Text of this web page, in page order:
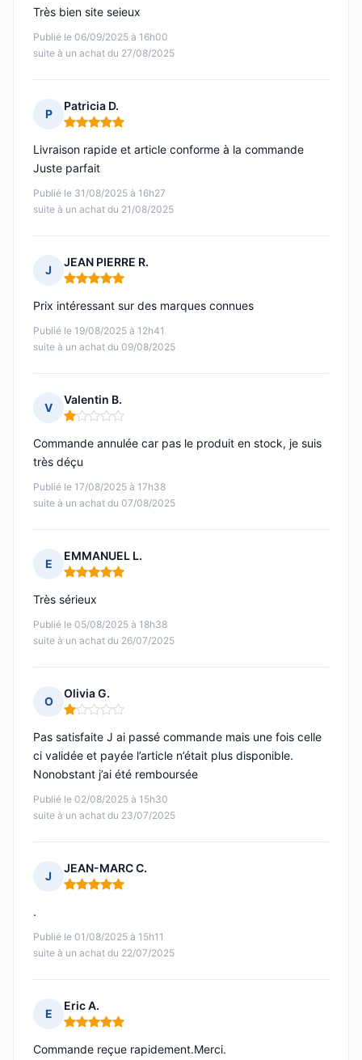
Publié le 06/09/2025 à 16h00
suite à un achat du 27/08/2025
Très bien site seieux
P
Patricia D.
Note : 5 sur 5
Publié le 31/08/2025 à 16h27
suite à un achat du 21/08/2025
Livraison rapide et article conforme à la commande
Juste parfait
J
JEAN PIERRE R.
Note : 5 sur 5
Publié le 19/08/2025 à 12h41
suite à un achat du 09/08/2025
Prix intéressant sur des marques connues
V
Valentin B.
Note : 1 sur 5
Publié le 17/08/2025 à 17h38
suite à un achat du 07/08/2025
Commande annulée car pas le produit en stock, je suis
très déçu
E
EMMANUEL L.
Note : 5 sur 5
Publié le 05/08/2025 à 18h38
suite à un achat du 26/07/2025
Très sérieux
O
Olivia G.
Note : 1 sur 5
Publié le 02/08/2025 à 15h30
suite à un achat du 23/07/2025
Pas satisfaite J ai passé commande mais une fois celle
ci validée et payée l’article n’était plus disponible.
Nonobstant j’ai été remboursée
J
JEAN-MARC C.
Note : 5 sur 5
Publié le 01/08/2025 à 15h11
suite à un achat du 22/07/2025
.
E
Eric A.
Note : 5 sur 5
Commande reçue rapidement.Merci.